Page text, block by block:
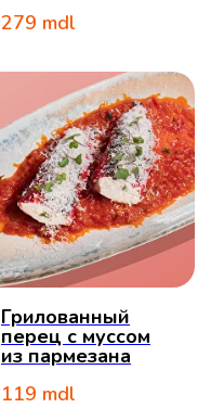
279 mdl
Грилованный
перец с муссом
из пармезана
119 mdl